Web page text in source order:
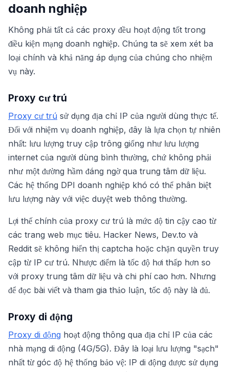
doanh nghiệp
Không phải tất cả các proxy đều hoạt động tốt trong
điều kiện mạng doanh nghiệp. Chúng ta sẽ xem xét ba
loại chính và khả năng áp dụng của chúng cho nhiệm
vụ này.
Proxy cư trú
Proxy cư trú sử dụng địa chỉ IP của người dùng thực tế.
Đối với nhiệm vụ doanh nghiệp, đây là lựa chọn tự nhiên
nhất: lưu lượng truy cập trông giống như lưu lượng
internet của người dùng bình thường, chứ không phải
như một đường hầm đáng ngờ qua trung tâm dữ liệu.
Các hệ thống DPI doanh nghiệp khó có thể phân biệt
lưu lượng này với việc duyệt web thông thường.
Lợi thế chính của proxy cư trú là mức độ tin cậy cao từ
các trang web mục tiêu. Hacker News, Dev.to và
Reddit sẽ không hiển thị captcha hoặc chặn quyền truy
cập từ IP cư trú. Nhược điểm là tốc độ hơi thấp hơn so
với proxy trung tâm dữ liệu và chi phí cao hơn. Nhưng
để đọc bài viết và tham gia thảo luận, tốc độ này là đủ.
Proxy di động
Proxy di động hoạt động thông qua địa chỉ IP của các
nhà mạng di động (4G/5G). Đây là loại lưu lượng "sạch"
nhất từ góc độ hệ thống bảo vệ: IP di động được sử dụng